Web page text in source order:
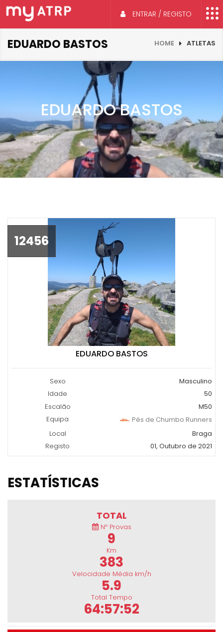
ENTRAR / REGISTO
EDUARDO BASTOS HOME ATLETAS
EDUARDO BASTOS
12456
EDUARDO BASTOS
Sexo
Masculino
Idade
50
Escalão
M50
Equipa
Pés de Chumbo Runners
Local
Braga
Registo
01, Outubro de 2021
ESTATÍSTICAS
TOTAL
Nº Provas
9
Km
383
Velocidade Média km/h
5.9
Total Tempo
64:57:52